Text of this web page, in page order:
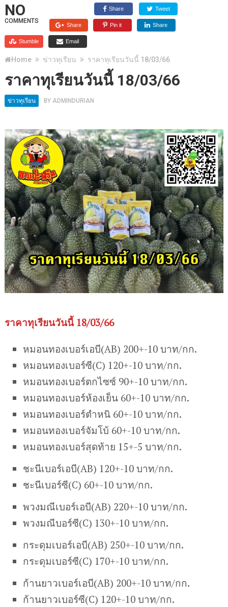
NO
COMMENTS
Share Tweet
Share Pin it Share
Stumble Email
Home ข่าวทุเรียน ราคาทุเรียนวันนี้ 18/03/66
ราคาทุเรียนวันนี้ 18/03/66
ข่าวทุเรียน BY ADMINDURIAN
ราคาทุเรียนวันนี้ 18/03/66
หมอนทองเบอร์เอบี(AB) 200+-10 บาท/กก.
หมอนทองเบอร์ซี(C) 120+-10 บาท/กก.
หมอนทองเบอร์ตกไซซ์ 90+-10 บาท/กก.
หมอนทองเบอร์ห้องเย็น 60+-10 บาท/กก.
หมอนทองเบอร์ตำหนิ 60+-10 บาท/กก.
หมอนทองเบอร์จัมโบ้ 60+-10 บาท/กก.
หมอนทองเบอร์สุดท้าย 15+-5 บาท/กก.
ชะนีเบอร์เอบี(AB) 120+-10 บาท/กก.
ชะนีเบอร์ซี(C) 60+-10 บาท/กก.
พวงมณีเบอร์เอบี(AB) 220+-10 บาท/กก.
พวงมณีบอร์ซี(C) 130+-10 บาท/กก.
กระดุมเบอร์เอบี(AB) 250+-10 บาท/กก.
กระดุมเบอร์ซี(C) 170+-10 บาท/กก.
ก้านยาวเบอร์เอบี(AB) 200+-10 บาท/กก.
ก้านยาวเบอร์ซี(C) 120+-10 บาท/กก.